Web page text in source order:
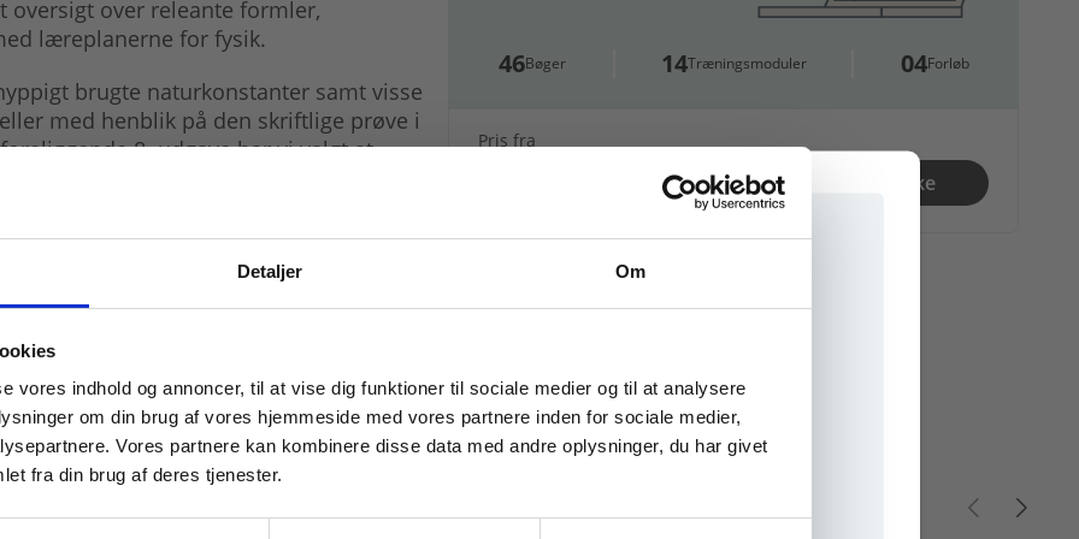
Detaljer Om
vores indhold og annoncer, til at vise dig funktioner til sociale medier og til at analysere
om din brug af vores hjemmeside med vores partnere inden for sociale medier,
Vores partnere kan kombinere disse data med andre oplysninger, du har givet
fra din brug af deres tjenester.
46Bøger 14Træningsmoduler 04Forløb
Pris fra
Se fagpakke
over releante formler,
læreplanerne for fysik.
brugte naturkonstanter samt visse
med henblik på den skriftlige prøve i
8. udgave har vi valgt at
induceret spændingsfald og
af alle tabelværdier.
mm.
For institutioner og
Tilgå dine onlinematerialer